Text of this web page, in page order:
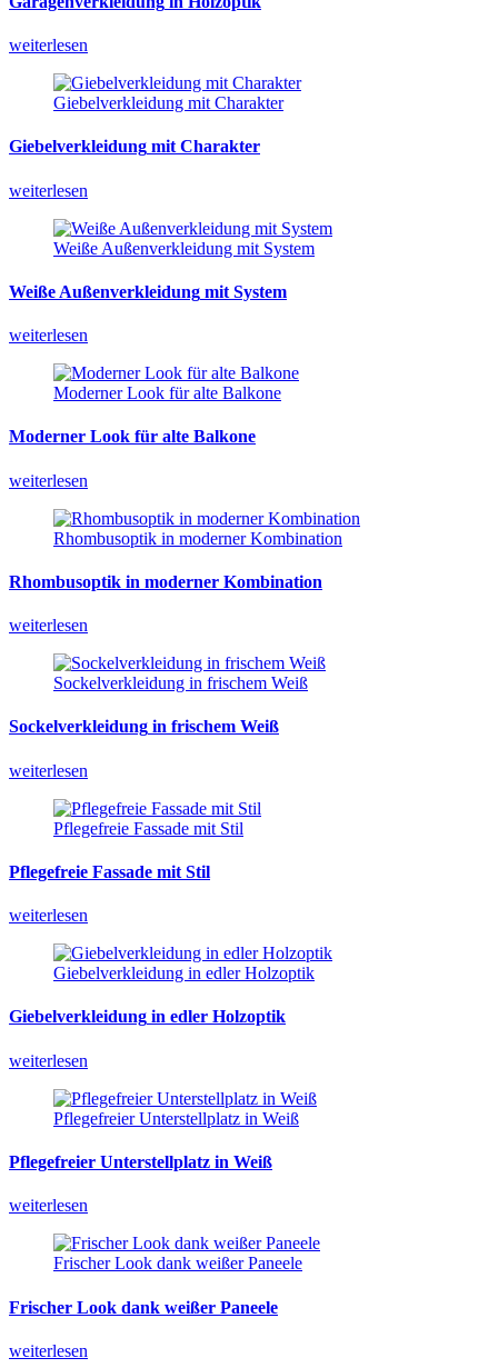
weiterlesen
Giebelverkleidung mit Charakter
Giebelverkleidung mit Charakter
weiterlesen
Weiße Außenverkleidung mit System
Weiße Außenverkleidung mit System
weiterlesen
Moderner Look für alte Balkone
Moderner Look für alte Balkone
weiterlesen
Rhombusoptik in moderner Kombination
Rhombusoptik in moderner Kombination
weiterlesen
Sockelverkleidung in frischem Weiß
Sockelverkleidung in frischem Weiß
weiterlesen
Pflegefreie Fassade mit Stil
Pflegefreie Fassade mit Stil
weiterlesen
Giebelverkleidung in edler Holzoptik
Giebelverkleidung in edler Holzoptik
weiterlesen
Pflegefreier Unterstellplatz in Weiß
Pflegefreier Unterstellplatz in Weiß
weiterlesen
Frischer Look dank weißer Paneele
Frischer Look dank weißer Paneele
weiterlesen